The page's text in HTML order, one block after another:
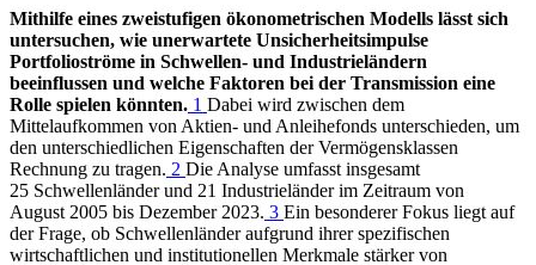
Mithilfe eines zweistufigen ökonometrischen Modells lässt sich
untersuchen, wie unerwartete Unsicherheitsimpulse
Portfolioströme in Schwellen- und Industrieländern
beeinflussen und welche Faktoren bei der Transmission eine
Rolle spielen könnten. 1 Dabei wird zwischen dem
Mittelaufkommen von Aktien- und Anleihefonds unterschieden, um
den unterschiedlichen Eigenschaften der Vermögensklassen
Rechnung zu tragen. 2 Die Analyse umfasst insgesamt
25 Schwellenländer und 21 Industrieländer im Zeitraum von
August 2005 bis Dezember 2023. 3 Ein besonderer Fokus liegt auf
der Frage, ob Schwellenländer aufgrund ihrer spezifischen
wirtschaftlichen und institutionellen Merkmale stärker von